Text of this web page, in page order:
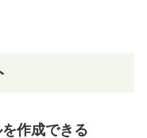
作成できる